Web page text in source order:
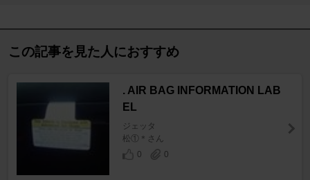
この記事を見た人におすすめ
. AIR BAG INFORMATION LAB
EL
ジェッタ
松①＊さん
0
0